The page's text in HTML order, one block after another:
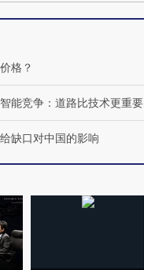
格？
能竞争：道路比技术更重要
缺口对中国的影响